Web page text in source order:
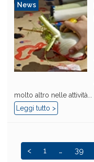
News
molto altro nelle attività...
Leggi tutto >
< 1 … 39